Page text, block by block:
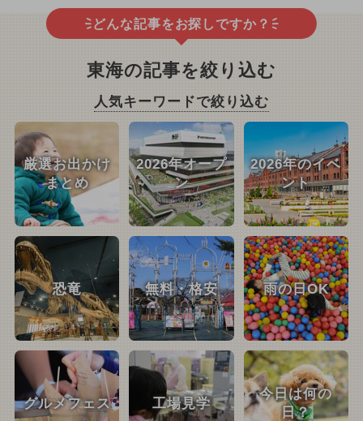
どんな記事をお探しですか？
東海の記事を絞り込む
人気キーワードで絞り込む
厳選お出かけ
まとめ
2026年オープ
ン
2026年のイベ
ント
恐竜 無料・格安 雨の日OK
グルメフェス 工場見学
今日は何の
日？